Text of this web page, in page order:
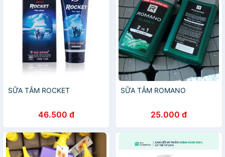
SỮA TẮM ROCKET
46.500 đ
SỮA TẮM ROMANO
25.000 đ